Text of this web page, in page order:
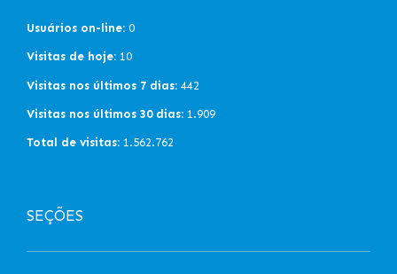
Usuários on-line: 0
Visitas de hoje: 10
Visitas nos últimos 7 dias: 442
Visitas nos últimos 30 dias: 1.909
Total de visitas: 1.562.762
SEÇÕES